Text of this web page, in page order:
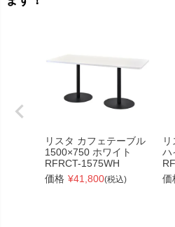
リスタ カフェテーブル
1500×750 ホワイト
RFRCT-1575WH
価格 ¥41,800(税込)
ハ
価